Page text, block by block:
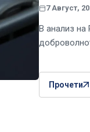
7 Август,
В анализ на
Прочети